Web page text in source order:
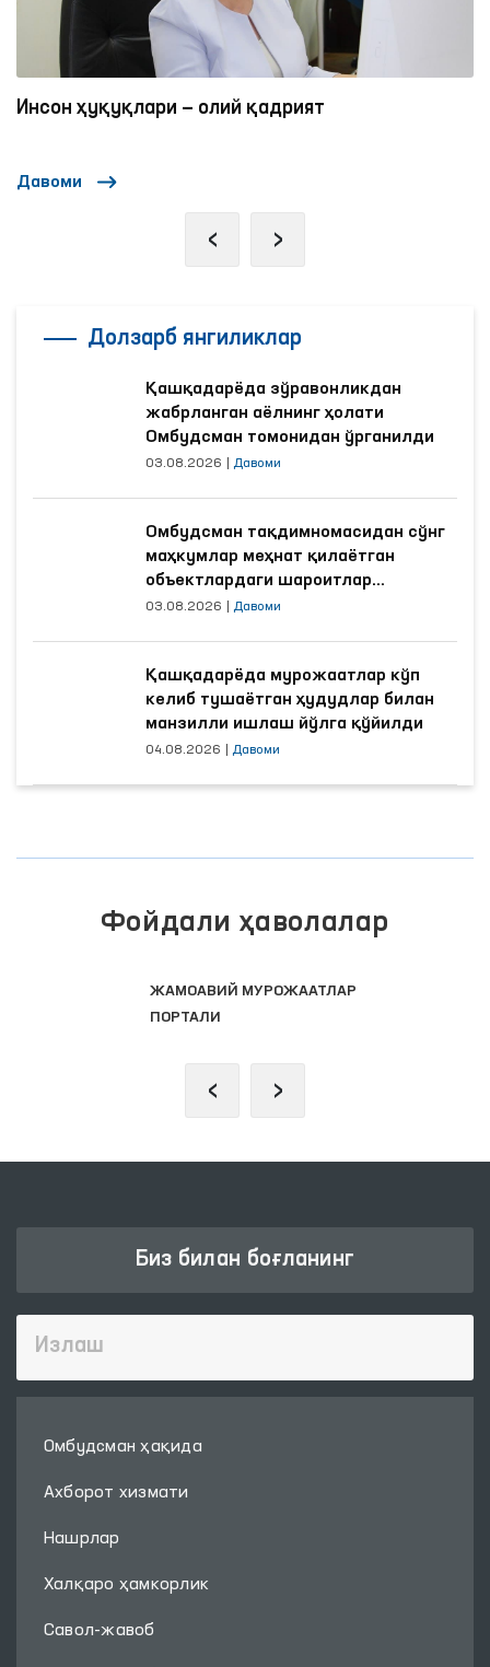
Инсон ҳуқуқлари — олий қадрият
Давоми
‹ ›
Долзарб янгиликлар
Қашқадарёда зўравонликдан
жабрланган аёлнинг ҳолати
Омбудсман томонидан ўрганилди
03.08.2026 Давоми
Омбудсман тақдимномасидан сўнг
маҳкумлар меҳнат қилаётган
объектлардаги шароитлар
яхшиланди
03.08.2026 Давоми
Қашқадарёда мурожаатлар кўп
келиб тушаётган ҳудудлар билан
манзилли ишлаш йўлга қўйилди
04.08.2026 Давоми
Фойдали ҳаволалар
ЖАМОАВИЙ МУРОЖААТЛАР
ПОРТАЛИ
‹ ›
Биз билан боғланинг
Омбудсман ҳақида
Ахборот хизмати
Нашрлар
Халқаро ҳамкорлик
Савол-жавоб